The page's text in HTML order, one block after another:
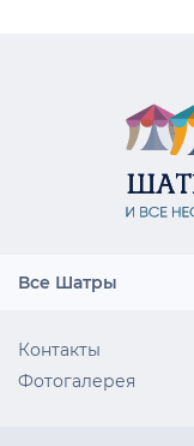
Все Шатры
Контакты
Фотогалерея